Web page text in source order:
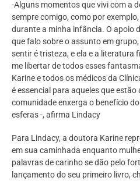
-Alguns momentos que vivi com a
sempre comigo, como por
durante a minha infância. O apoio
que falo sobre o assunto em
sentir é tristeza, e ela e a literatura
me libertar de todos esses
Karine e todos os médicos da
é essencial para aqueles que estão
comunidade enxerga o benefício
esferas -, afirma Lindacy
Para Lindacy, a doutora Karine
em sua caminhada enquanto
palavras de carinho se dão pelo
lançamento do seu primeiro livro,